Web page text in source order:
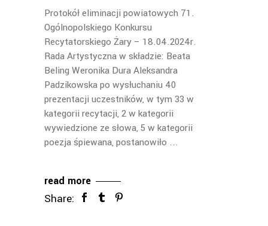
Protokół eliminacji powiatowych 71.
Ogólnopolskiego Konkursu
Recytatorskiego Żary – 18.04.2024r.
Rada Artystyczna w składzie: Beata
Beling Weronika Dura Aleksandra
Padzikowska po wysłuchaniu 40
prezentacji uczestników, w tym 33 w
kategorii recytacji, 2 w kategorii
wywiedzione ze słowa, 5 w kategorii
poezja śpiewana, postanowiło
read more
Share: